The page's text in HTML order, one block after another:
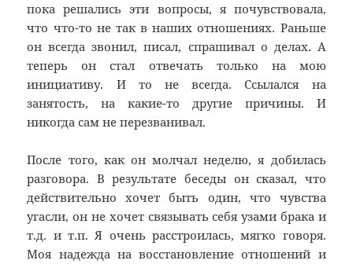
пока решались эти вопросы, я почувствовала,
что что-то не так в наших отношениях. Раньше
он всегда звонил, писал, спрашивал о делах. А
теперь он стал отвечать только на мою
инициативу. И то не всегда. Ссылался на
занятость, на какие-то другие причины. И
никогда сам не перезванивал.
После того, как он молчал неделю, я добилась
разговора. В результате беседы он сказал, что
действительно хочет быть один, что чувства
угасли, он не хочет связывать себя узами брака и
т.д. и т.п. Я очень расстроилась, мягко говоря.
Моя надежда на восстановление отношений и